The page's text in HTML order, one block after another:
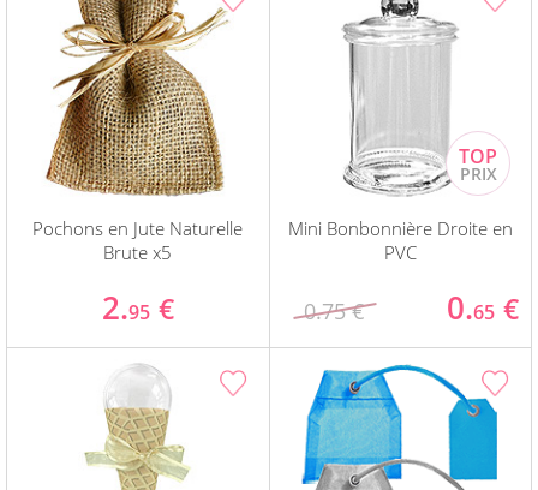
Pochons en Jute Naturelle
Brute x5
2.95 €
Mini Bonbonnière Droite en
PVC
0.75 € 0.65 €